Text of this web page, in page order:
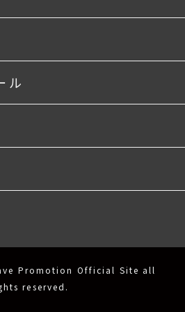
ル
Promotion Official Site all
reserved.